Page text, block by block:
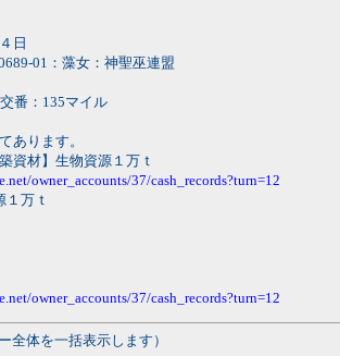
日
01：藻女：神聖巫連盟
番：135マイル
あります。
資材】生物資源１万ｔ
owner_accounts/37/cash_records?turn=12
万ｔ
owner_accounts/37/cash_records?turn=12
全体を一括表示します）